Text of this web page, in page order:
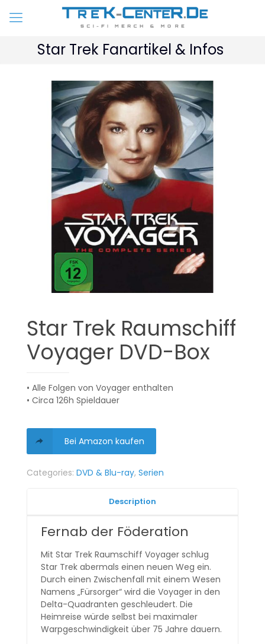
Star Trek Fanartikel & Infos
Star Trek Raumschiff
Voyager DVD-Box
• Alle Folgen von Voyager enthalten
• Circa 126h Spieldauer
Bei Amazon kaufen
Categories: DVD & Blu-ray, Serien
Description
Fernab der Föderation
Mit Star Trek Raumschiff Voyager schlug
Star Trek abermals einen neuen Weg ein.
Durch einen Zwischenfall mit einem Wesen
Namens „Fürsorger“ wird die Voyager in den
Delta-Quadranten geschleudert. Die
Heimreise würde selbst bei maximaler
Warpgeschwindigkeit über 75 Jahre dauern.